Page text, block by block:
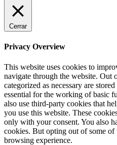
Cerrar
Privacy Overview
This website uses cookies to
navigate through the website. Out
categorized as necessary are
essential for the working of basic
also use third-party cookies that
you use this website. These
only with your consent. You also
cookies. But opting out of some of
browsing experience.